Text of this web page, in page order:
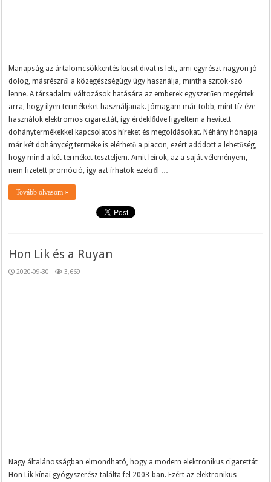
Manapság az ártalomcsökkentés kicsit divat is lett, ami egyrészt nagyon jó
dolog, másrészről a közegészségügy úgy használja, mintha szitok-szó
lenne. A társadalmi változások hatására az emberek egyszerűen megértek
arra, hogy ilyen termékeket használjanak. Jómagam már több, mint tíz éve
használok elektromos cigarettát, így érdeklődve figyeltem a hevített
dohánytermékekkel kapcsolatos híreket és megoldásokat. Néhány hónapja
már két dohánycég terméke is elérhető a piacon, ezért adódott a lehetőség,
hogy mind a két terméket teszteljem. Amit leírok, az a saját véleményem,
nem fizetett promóció, így azt írhatok ezekről …
Tovább olvasom »
Hon Lik és a Ruyan
2020-09-30 3,669
Nagy általánosságban elmondható, hogy a modern elektronikus cigarettát
Hon Lik kínai gyógyszerész találta fel 2003-ban. Ezért az elektronikus